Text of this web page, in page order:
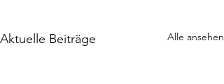
Aktuelle Beiträge Alle ansehen